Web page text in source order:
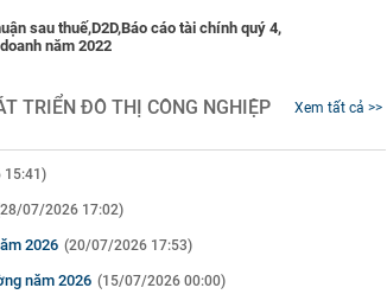
sau thuế,D2D,Báo cáo tài chính quý 4,
năm 2022
TRIỂN ĐÔ THỊ CÔNG NGHIỆP
Xem tất cả >>
15:41)
07/2026 17:02)
2026 (20/07/2026 17:53)
năm 2026 (15/07/2026 00:00)